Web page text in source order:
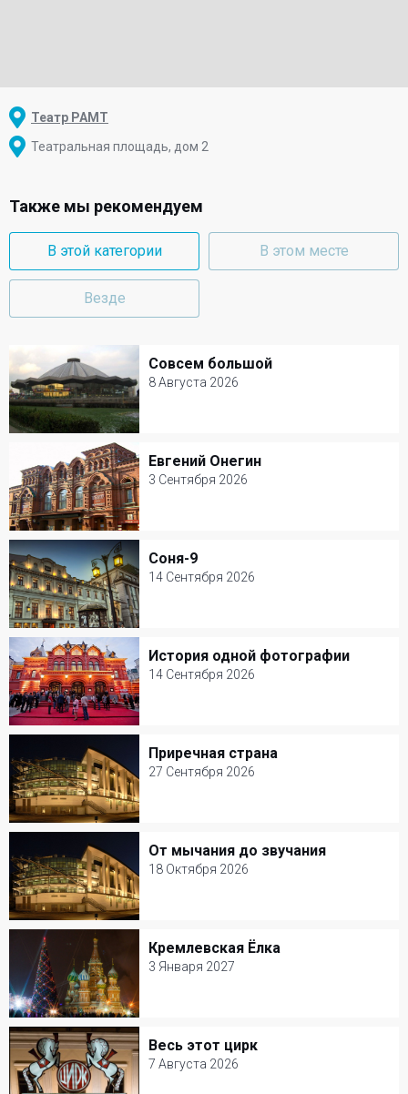
Театр РАМТ
Театральная площадь, дом 2
Также мы рекомендуем
В этой категории В этом месте
Везде
Совсем большой
8 Августа 2026
Совсем большой
8 Августа 2026
Цирк на Вернадского
Цирк
Евгений Онегин
3 Сентября 2026
Евгений Онегин
3 Сентября 2026
Театр им. В. Маяковского
Детские спектакли
Соня-9
14 Сентября 2026
Соня-9
14 Сентября 2026
МХТ им. А. П. Чехова
Музыкальный спектакль
История одной фотографии
14 Сентября 2026
История одной фотографии
14 Сентября 2026
Театр Наций
Кукольные
Приречная страна
27 Сентября 2026
Приречная страна
27 Сентября 2026
Мастерская Петра Фоменко
Детские спектакли
От мычания до звучания
18 Октября 2026
От мычания до звучания
18 Октября 2026
Мастерская Петра Фоменко
Детские спектакли
Кремлевская Ёлка
3 Января 2027
Кремлевская Ёлка
3 Января 2027
Кремлевский дворец
Новогодние елки
Весь этот цирк
7 Августа 2026
Весь этот цирк